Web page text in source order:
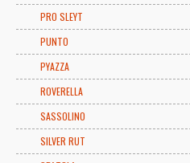
PRO SLEYT
PUNTO
PYAZZA
ROVERELLA
SASSOLINO
SILVER RUT